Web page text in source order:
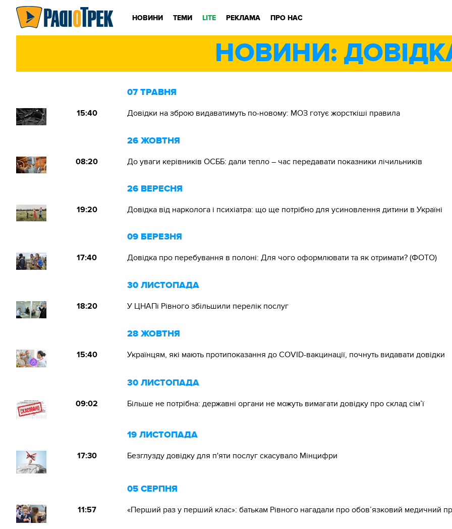
НОВИНИ ТЕМИ LITE РЕКЛАМА ПРО НАС
НОВИНИ:
07 ТРАВНЯ
15:40 Довідки на зброю видаватимуть по-новому: МОЗ готує жорсткіші правила
26 ЖОВТНЯ
08:20 До уваги керівників ОСББ: дали тепло – час передавати показники лічильників
26 ВЕРЕСНЯ
19:20 Довідка від нарколога і психіатра: що ще потрібно для усиновлення дитини в Україні
09 БЕРЕЗНЯ
17:40 Довідка про перебування в полоні: Для чого оформлювати та як отримати? (ФОТО)
30 ЛИСТОПАДА
18:20 У ЦНАПі Рівного збільшили перелік послуг
28 ЖОВТНЯ
15:40 Українцям, які мають протипоказання до COVID-вакцинації, почнуть видавати довідки
30 ЛИСТОПАДА
09:02 Більше не потрібна: державні органи не можуть вимагати довідку про склад сім’ї
19 ЛИСТОПАДА
17:30 Безглузду довідку для п'яти послуг скасувало Мінцифри
05 СЕРПНЯ
11:57 «Перший раз у перший клас»: батькам Рівного нагадали про обов’язковий медичний